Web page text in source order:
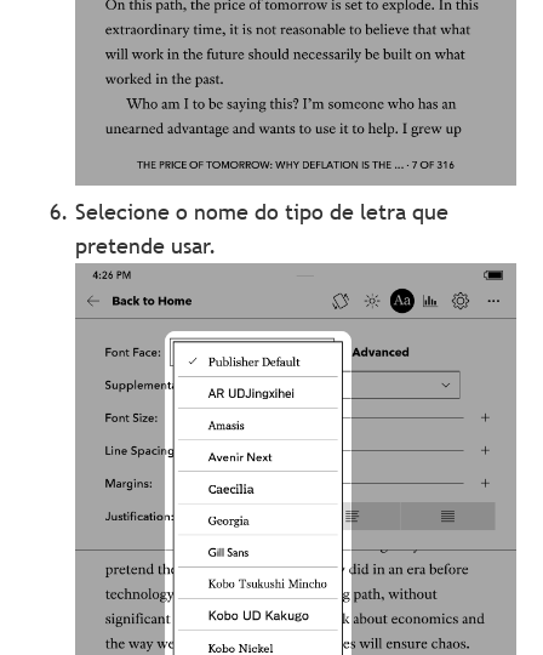
Selecione o nome do tipo de letra que
pretende usar.